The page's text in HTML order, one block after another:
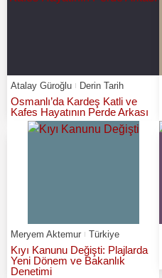
Atalay Güroğlu Derin Tarih
Osmanlı’da Kardeş Katli ve
Kafes Hayatının Perde Arkası
Meryem Aktemur Türkiye
Kıyı Kanunu Değişti: Plajlarda
Yeni Dönem ve Bakanlık
Denetimi